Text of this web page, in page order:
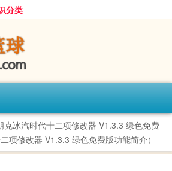
分类
克冰汽时代十二项修改器 V1.3.3 绿色免费
项修改器 V1.3.3 绿色免费版功能简介）